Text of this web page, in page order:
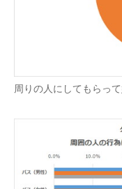
周りの人にしてもらっ